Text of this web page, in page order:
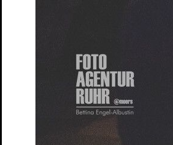
Sponsoren
Geschichte
Offene Stellen
Junges S.T.M.
Spielplan
Penguin’s Days
Mitmachen
Schulen und Kitas